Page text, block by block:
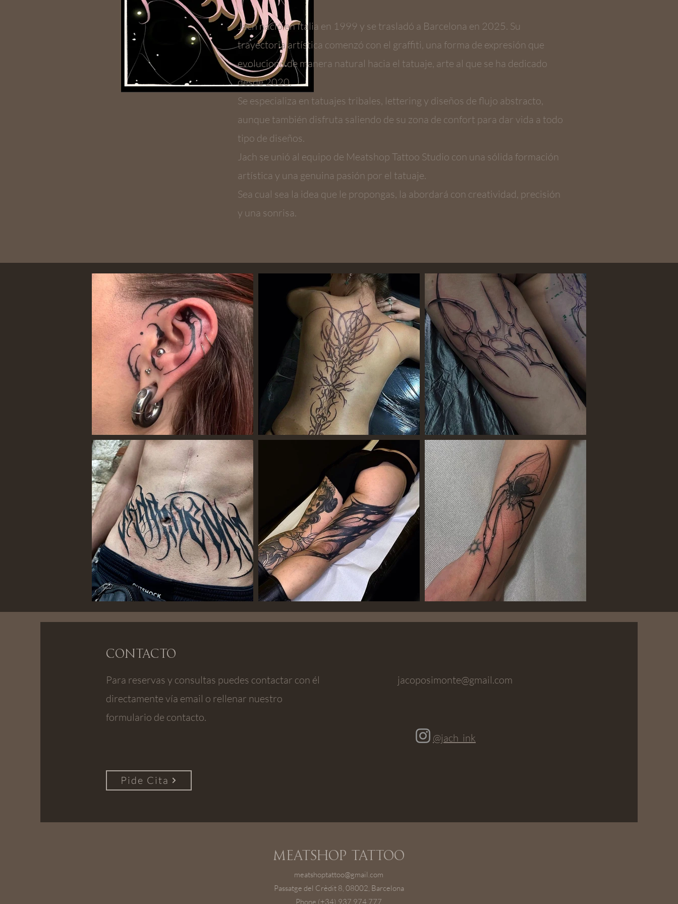
Jach nació en Italia en 1999 y se trasladó a Barcelona en 2025. Su
trayectoria artística comenzó con el graffiti, una forma de expresión que
evolucionó de manera natural hacia el tatuaje, arte al que se ha dedicado
desde 2020.
Se especializa en tatuajes tribales, lettering y diseños de flujo abstracto,
aunque también disfruta saliendo de su zona de confort para dar vida a todo
tipo de diseños.
Jach se unió al equipo de Meatshop Tattoo Studio con una sólida formación
artística y una genuina pasión por el tatuaje.
Sea cual sea la idea que le propongas, la abordará con creatividad, precisión
y una sonrisa.
Contacto
Para reservas y consultas puedes contactar con él
directamente vía email o rellenar nuestro
formulario de contacto.
jacoposimonte@gmail.com
@jach_ink
Pide Cita
Meatshop Tattoo
meatshoptattoo@gmail.com
Passatge del Crèdit 8, 08002, Barcelona
Phone (+34) 937 974 777